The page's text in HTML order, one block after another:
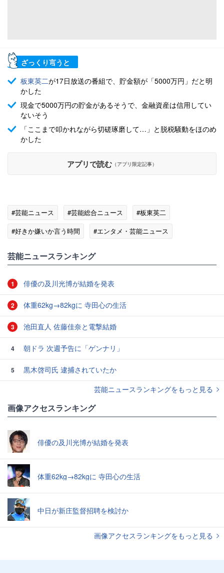
ざっくり言うと
板東英二が17日放送の番組で、貯金額が「5000万円」だと明
かした
現金で5000万円の貯金があるそうで、金融資産は信用してい
ないそう
「ここまで叩かれながら切磋琢磨して…」と脱税騒動をほのめ
かした
アプリで読む （アプリ限定記事）
#芸能ニュース #芸能総合ニュース
#板東英二
#好きか嫌いか言う時間
#エンタメ・芸能ニュース
芸能ニュースランキング
1 俳優の及川光博が結婚を発表
2 体重62kg→82kgに 寺田心の生活
3 池田直人 佐藤佳奈と電撃結婚
4 朝ドラ 次週予告に「ゲンナリ」
5
黒木啓司氏 逮捕されていたか
芸能ニュースランキングをもっと見る
画像アクセスランキング
俳優の及川光博が結婚を発表
体重62kg→82kgに 寺田心の生活
中日が新庄監督招聘を検討か
画像アクセスランキングをもっと見る